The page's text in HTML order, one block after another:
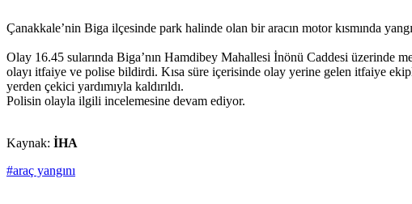
Çanakkale’nin Biga ilçesinde park halinde olan bir aracın motor kısmında
Olay 16.45 sularında Biga’nın Hamdibey Mahallesi İnönü Caddesi üzerinde
olayı itfaiye ve polise bildirdi. Kısa süre içerisinde olay yerine gelen itfaiye
yerden çekici yardımıyla kaldırıldı.
Polisin olayla ilgili incelemesine devam ediyor.
Kaynak: İHA
#araç yangını